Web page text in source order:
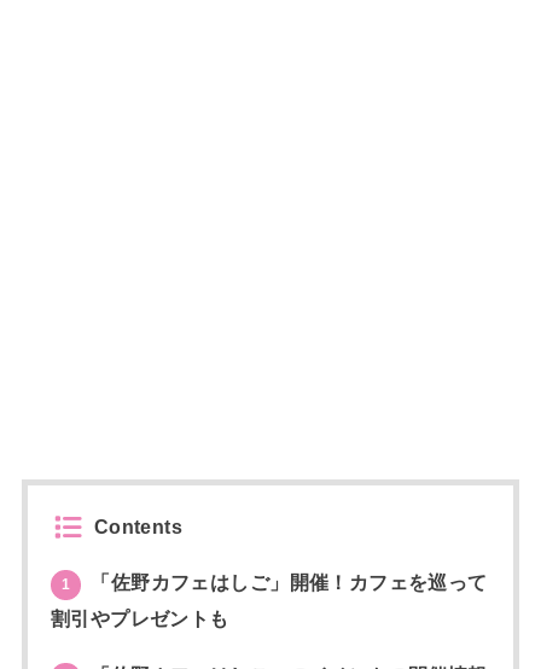
Contents
1
「佐野カフェはしご」開催！カフェを巡って
割引やプレゼントも